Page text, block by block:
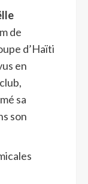
de
d’Haïti
en
sa
son